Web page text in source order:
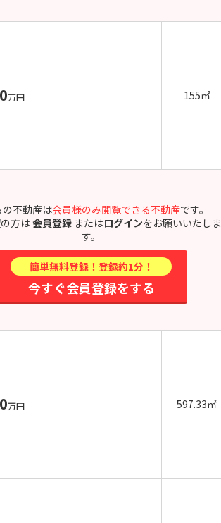
万円 155㎡
の不動産は会員様のみ閲覧できる不動産です。
方は会員登録またはログインをお願いいたしま
す。
簡単無料登録！登録約1分！
今すぐ会員登録をする
万円 597.33㎡